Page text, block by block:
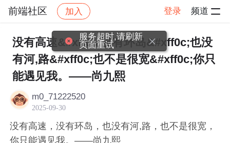
前端社区 加入 登录 频道
社区 前端社区 感慨 帖子详情
没有高速&#xff0c;没有环岛&#xff0c;也没
有河,路&#xff0c;也不是很宽&#xff0c;你只
能遇见我。——尚九熙
m0_71222520
2025-09-30
没有高速，没有环岛，也没有河,路，也不是很宽，
你只能遇见我。——尚九熙
服务超时,请刷新
页面重试